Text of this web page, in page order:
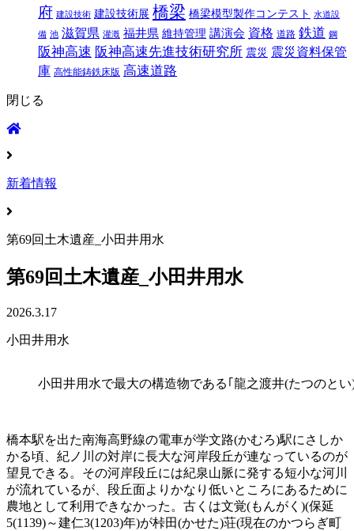
府 建設技術 建設技術展 橋梁 橋梁模型製作コンテスト 水道設
備 池 滋賀県 灌漑 福井県 維持管理 講演会 資格 道路 鉄道 鋼
阪神高速 阪神高速先進技術研究所 震災 震災資料保管
庫 高性能鋳鉄床版 高速道路
閉じる
新着情報
第69回土木遺産_小田井用水
第69回土木遺産_小田井用水
2026.3.17
小田井用水
小田井用水で最大の構造物である｢龍之渡井(たつのとい
橋本駅を出た南海高野線の電車が学文路(かむろ)駅にさしか
かる頃、紀ノ川の対岸に長大な河岸段丘が連なっているのが
望見できる。その河岸段丘には紀泉山脈に発する短小な河川
が流れているが、段丘面よりかなり低いところにあるために
農地として利用できなかった。古くは文覚(もんがく)(保延
5(1139)～建仁3(1203)年)が桛田(かせた)荘(現在のかつらぎ町